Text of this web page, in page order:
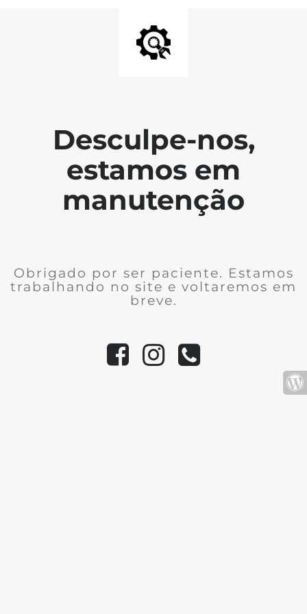
Desculpe-nos,
estamos em
manutenção
Obrigado por ser paciente. Estamos
trabalhando no site e voltaremos em
breve.